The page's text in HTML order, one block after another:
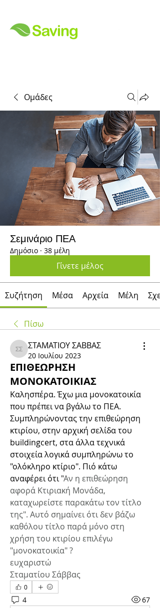
Ομάδες
Σεμινάριο ΠΕΑ
Δημόσιο · 38 μέλη
Γίνετε μέλος
Συζήτηση Μέσα Αρχεία Μέλη
Πίσω
ΣΤΑΜΑΤΙΟΥ ΣΑΒΒΑΣ
ΣΤΑΜΑΤΙΟΥ ΣΑΒΒΑΣ
20 Ιουλίου 2023
ΕΠΙΘΕΩΡΗΣΗ
ΜΟΝΟΚΑΤΟΙΚΙΑΣ
Καλησπέρα. Έχω μια μονοκατοικία
που πρέπει να βγάλω το ΠΕΑ.
Συμπληρώνοντας την επιθεώρηση
κτιρίου, στην αρχική σελίδα του
buildingcert, στα άλλα τεχνικά
στοιχεία λογικά συμπληρώνω το
"ολόκληρο κτίριο". Πιό κάτω
αναφέρει ότι "Αν η επιθεώρηση
αφορά Κτιριακή Μονάδα,
καταχωρείστε παρακάτω τον τίτλο
της". Αυτό σημαίνει ότι δεν βάζω
καθόλου τίτλο παρά μόνο στη
χρήση του κτιρίου επιλέγω
"μονοκατοικία" ?
ευχαριστώ
Σταματίου Σάββας
0
4 67